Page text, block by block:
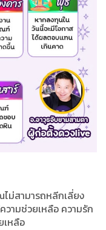
ม่สามารถหลีกเลี่ยง
ามช่วยเหลือ ความรัก
เหลือ